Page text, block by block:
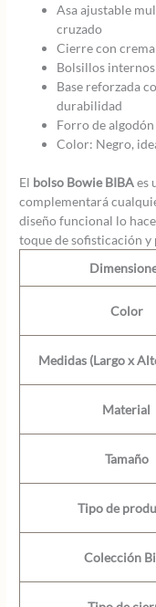
Asa ajustable
cruzado
Cierre con
Bolsillos
Base reforzada
durabilidad
Forro de
Color: Negro,
El bolso Bowie BIBAes
complementará
diseño funcional lo
toque de sofisticación y
Color
Medidas (Largo x
Material
Tamaño
Tipo de
Colección